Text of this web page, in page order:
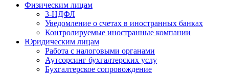
Физическим лицам
3-НДФЛ
Уведомление о счетах в иностранных банках
Контролируемые иностранные компании
Юридическим лицам
Работа с налоговыми органами
Аутсорсинг бухгалтерских услу
Бухгалтерское сопровождение